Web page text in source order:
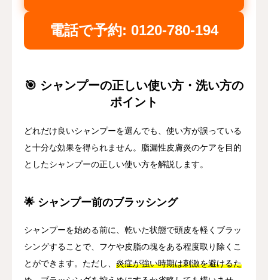
電話で予約: 0120-780-194
🎯 シャンプーの正しい使い方・洗い方の
ポイント
どれだけ良いシャンプーを選んでも、使い方が誤っている
と十分な効果を得られません。脂漏性皮膚炎のケアを目的
としたシャンプーの正しい使い方を解説します。
🌟 シャンプー前のブラッシング
シャンプーを始める前に、乾いた状態で頭皮を軽くブラッ
シングすることで、フケや皮脂の塊をある程度取り除くこ
とができます。ただし、 炎症が強い時期は刺激を避けるた